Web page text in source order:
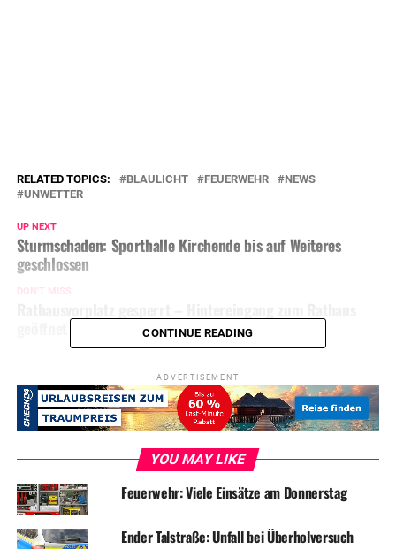
RELATED TOPICS: BLAULICHT FEUERWEHR
NEWS
UNWETTER
UP NEXT
Sturmschaden: Sporthalle Kirchende bis auf Weiteres
geschlossen
DON'T MISS
CONTINUE READING
ADVERTISEMENT
YOU MAY LIKE
Feuerwehr: Viele Einsätze am Donnerstag
Ender Talstraße: Unfall bei Überholversuch